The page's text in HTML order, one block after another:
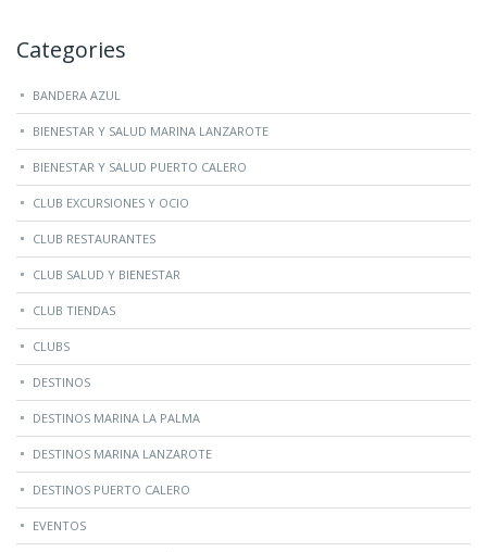
Categories
BANDERA AZUL
BIENESTAR Y SALUD MARINA LANZAROTE
BIENESTAR Y SALUD PUERTO CALERO
CLUB EXCURSIONES Y OCIO
CLUB RESTAURANTES
CLUB SALUD Y BIENESTAR
CLUB TIENDAS
CLUBS
DESTINOS
DESTINOS MARINA LA PALMA
DESTINOS MARINA LANZAROTE
DESTINOS PUERTO CALERO
EVENTOS